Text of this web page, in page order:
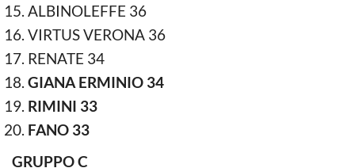
ALBINOLEFFE 36
VIRTUS VERONA 36
RENATE 34
GIANA ERMINIO 34
RIMINI 33
FANO 33
GRUPPO C